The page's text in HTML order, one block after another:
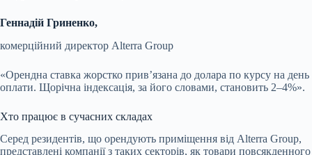
Геннадій Гриненко,
комерційний директор Alterra Group
«Орендна ставка жорстко прив’язана до долара по курсу на день
оплати. Щорічна індексація, за його словами, становить 2–4%».
Хто працює в сучасних складах
Серед резидентів, що орендують приміщення від Alterra Group,
представлені компанії з таких секторів, як товари повсякденного